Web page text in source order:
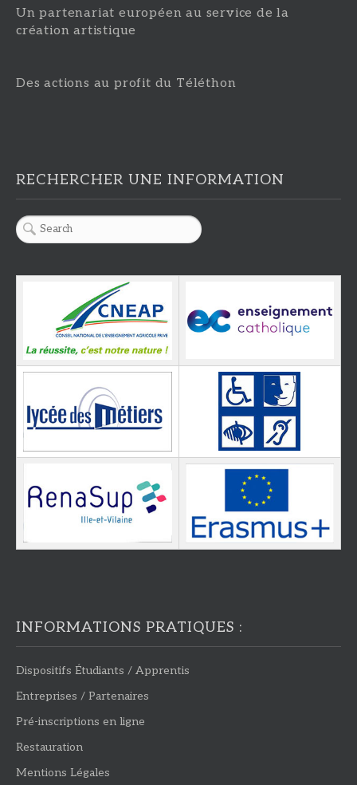
Un partenariat européen au service de la
création artistique
Des actions au profit du Téléthon
RECHERCHER UNE INFORMATION
INFORMATIONS PRATIQUES :
Dispositifs Étudiants / Apprentis
Entreprises / Partenaires
Pré-inscriptions en ligne
Restauration
Mentions Légales